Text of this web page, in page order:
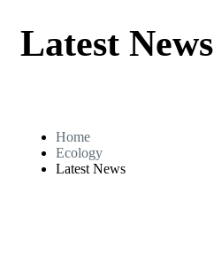
Latest News
Home
Ecology
Latest News